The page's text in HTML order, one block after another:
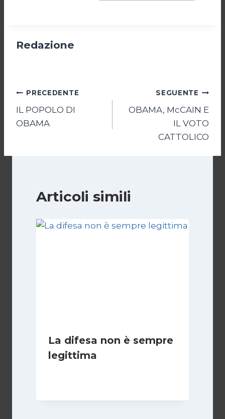
Redazione
Navigazione
articoli
PRECEDENTE
IL POPOLO DI
OBAMA
SEGUENTE
OBAMA, McCAIN E
IL VOTO
CATTOLICO
Articoli simili
La difesa non è sempre
legittima